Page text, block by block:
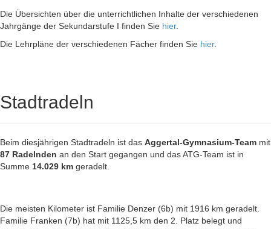
Die Übersichten über die unterrichtlichen Inhalte der verschiedenen
Jahrgänge der Sekundarstufe I finden Sie hier.
Die Lehrpläne der verschiedenen Fächer finden Sie hier.
Stadtradeln
Beim diesjährigen Stadtradeln ist das Aggertal-Gymnasium-Team mit
87 Radelnden an den Start gegangen und das ATG-Team ist in
Summe 14.029 km geradelt.
Die meisten Kilometer ist Familie Denzer (6b) mit 1916 km geradelt.
Familie Franken (7b) hat mit 1125,5 km den 2. Platz belegt und